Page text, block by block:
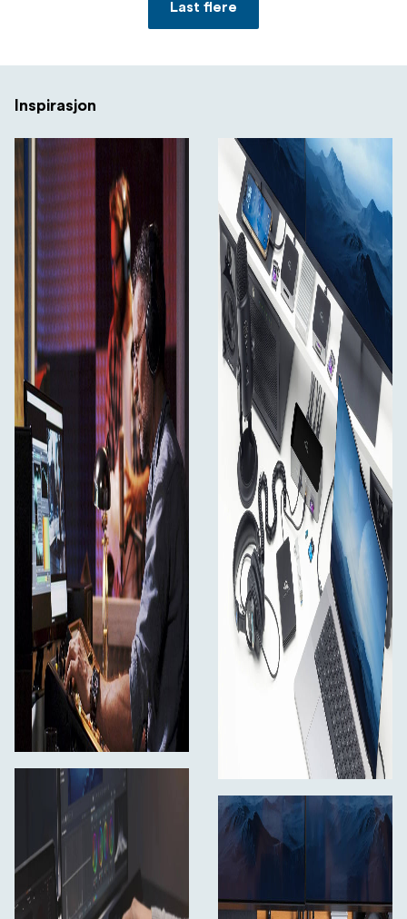
Last flere
Inspirasjon